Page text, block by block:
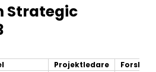
Strategic
Projektledare